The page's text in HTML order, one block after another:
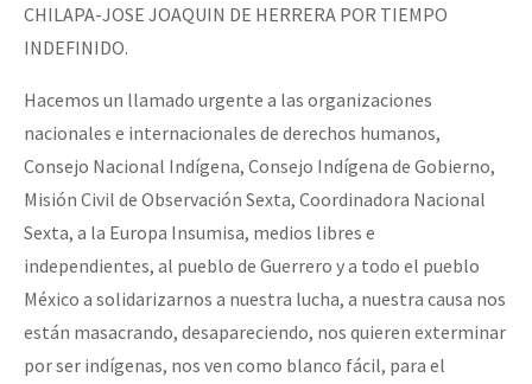
CHILAPA-JOSE JOAQUIN DE HERRERA POR TIEMPO
INDEFINIDO.
Hacemos un llamado urgente a las organizaciones
nacionales e internacionales de derechos humanos,
Consejo Nacional Indígena, Consejo Indígena de Gobierno,
Misión Civil de Observación Sexta, Coordinadora Nacional
Sexta, a la Europa Insumisa, medios libres e
independientes, al pueblo de Guerrero y a todo el pueblo
México a solidarizarnos a nuestra lucha, a nuestra causa nos
están masacrando, desapareciendo, nos quieren exterminar
por ser indígenas, nos ven como blanco fácil, para el